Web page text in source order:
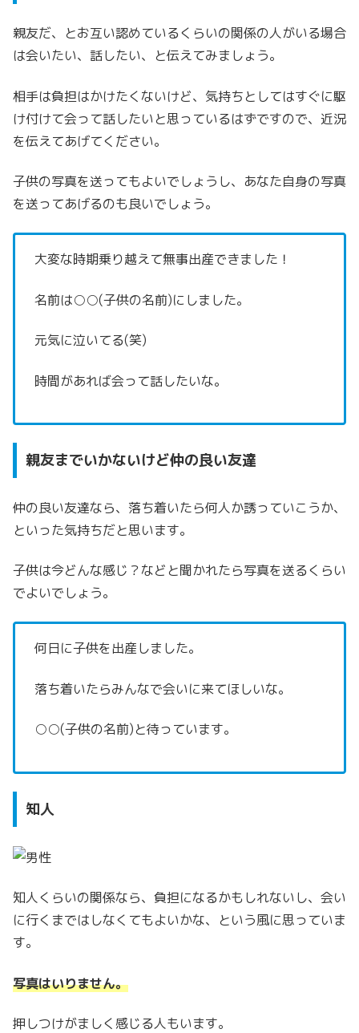
親友だ、とお互い認めているくらいの関係の人がいる場合
は会いたい、話したい、と伝えてみましょう。
相手は負担はかけたくないけど、気持ちとしてはすぐに駆
け付けて会って話したいと思っているはずですので、近況
を伝えてあげてください。
子供の写真を送ってもよいでしょうし、あなた自身の写真
を送ってあげるのも良いでしょう。
大変な時期乗り越えて無事出産できました！
名前は○○(子供の名前)にしました。
元気に泣いてる(笑)
時間があれば会って話したいな。
親友までいかないけど仲の良い友達
仲の良い友達なら、落ち着いたら何人か誘っていこうか、
といった気持ちだと思います。
子供は今どんな感じ？などと聞かれたら写真を送るくらい
でよいでしょう。
何日に子供を出産しました。
落ち着いたらみんなで会いに来てほしいな。
○○(子供の名前)と待っています。
知人
知人くらいの関係なら、負担になるかもしれないし、会い
に行くまではしなくてもよいかな、という風に思っていま
す。
写真はいりません。
押しつけがましく感じる人もいます。